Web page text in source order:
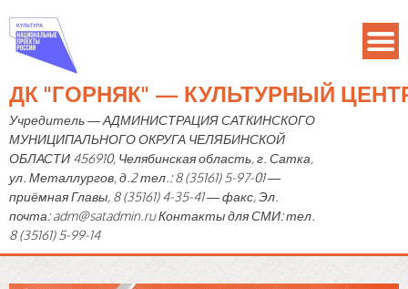
ДК "ГОРНЯК" — КУЛЬТУРНЫЙ
Учредитель — АДМИНИСТРАЦИЯ САТКИНСКОГО
МУНИЦИПАЛЬНОГО ОКРУГА ЧЕЛЯБИНСКОЙ
ОБЛАСТИ 456910, Челябинская область, г. Сатка,
ул. Металлургов, д.2 тел.: 8 (35161) 5-97-01 —
приёмная Главы, 8 (35161) 4-35-41 — факс, Эл.
почта: adm@satadmin.ru Контакты для СМИ: тел.
8 (35161) 5-99-14